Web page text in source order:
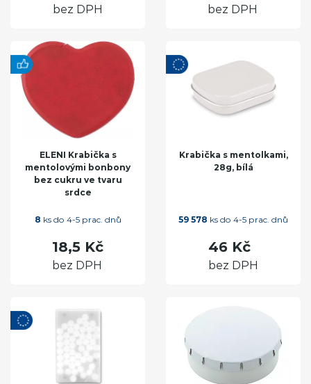
bez DPH bez DPH
ELENI Krabička s
mentolovými bonbony
bez cukru ve tvaru
srdce
8 ks do 4-5 prac. dnů
18,5 Kč
bez DPH
Krabička s mentolkami,
28g, bílá
59 578 ks do 4-5 prac. dnů
46 Kč
bez DPH